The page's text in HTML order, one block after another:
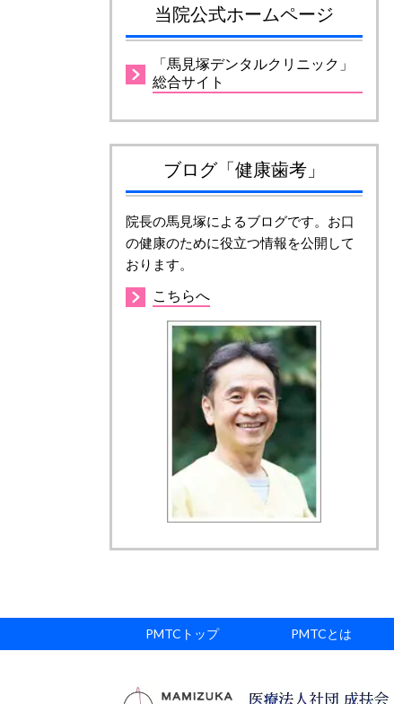
当院公式ホームページ
「馬見塚デンタルクリニック」
総合サイト
ブログ「健康歯考」
院長の馬見塚によるブログです。お口
の健康のために役立つ情報を公開して
おります。
こちらへ
PMTCトップ PMTCとは